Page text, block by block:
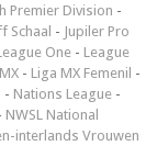
Premier Division -
Schaal - Jupiler Pro
One - League
- Liga MX Femenil -
- Nations League -
NWSL National
interlands Vrouwen